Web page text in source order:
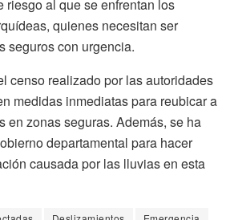
riesgo al que se enfrentan los
quienes necesitan ser
seguros con urgencia.
censo realizado por las autoridades
medidas inmediatas para reubicar a
en zonas seguras. Además, se ha
departamental para hacer
causada por las lluvias en esta